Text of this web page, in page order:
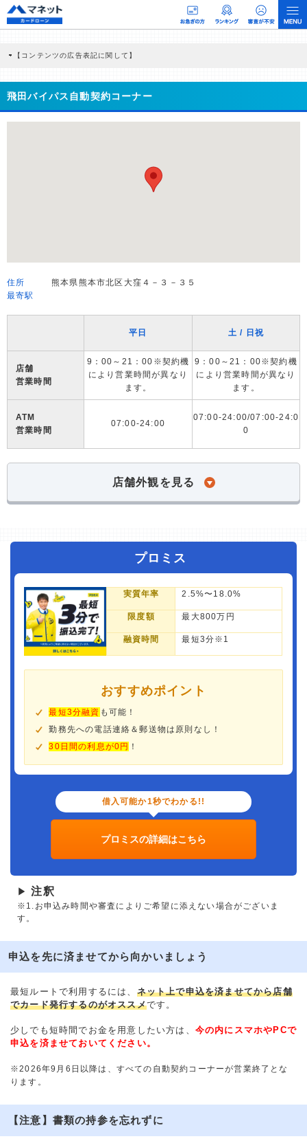
【コンテンツの広告表記に関して】
商品を根拠なくPRするものではなく、当編集部の調査／ユーザーへの口コミ収集な
どに基づき、公平性を担保した情報提供を行っています。
>提携企業一覧
飛田バイパス自動契約コーナー
住所
熊本県熊本市北区大窪４－３－３５
最寄駅
平日 土 / 日祝
店舗
営業時間
9：00～21：00※契約機
により営業時間が異なり
ます。
9：00～21：00※契約機
により営業時間が異なり
ます。
ATM
営業時間
07:00-24:00
07:00-24:00/07:00-24:0
0
店舗外観を見る
プロミス
実質年率 2.5%〜18.0%
限度額 最大800万円
融資時間 最短3分※1
おすすめポイント
最短3分融資 も可能！
勤務先への電話連絡＆郵送物は原則なし！
30日間の利息が0円 ！
借入可能か1秒でわかる!!
プロミスの詳細はこちら
▶ 注釈
※1.お申込み時間や審査によりご希望に添えない場合がございま
す。
申込を先に済ませてから向かいましょう
最短ルートで利用するには、 ネット上で申込を済ませてから店舗
でカード発行するのがオススメです。
少しでも短時間でお金を用意したい方は、 今の内にスマホやPCで
申込を済ませておいてください。
※2026年9月6日以降は、すべての自動契約コーナーが営業終了とな
ります。
【注意】書類の持参を忘れずに